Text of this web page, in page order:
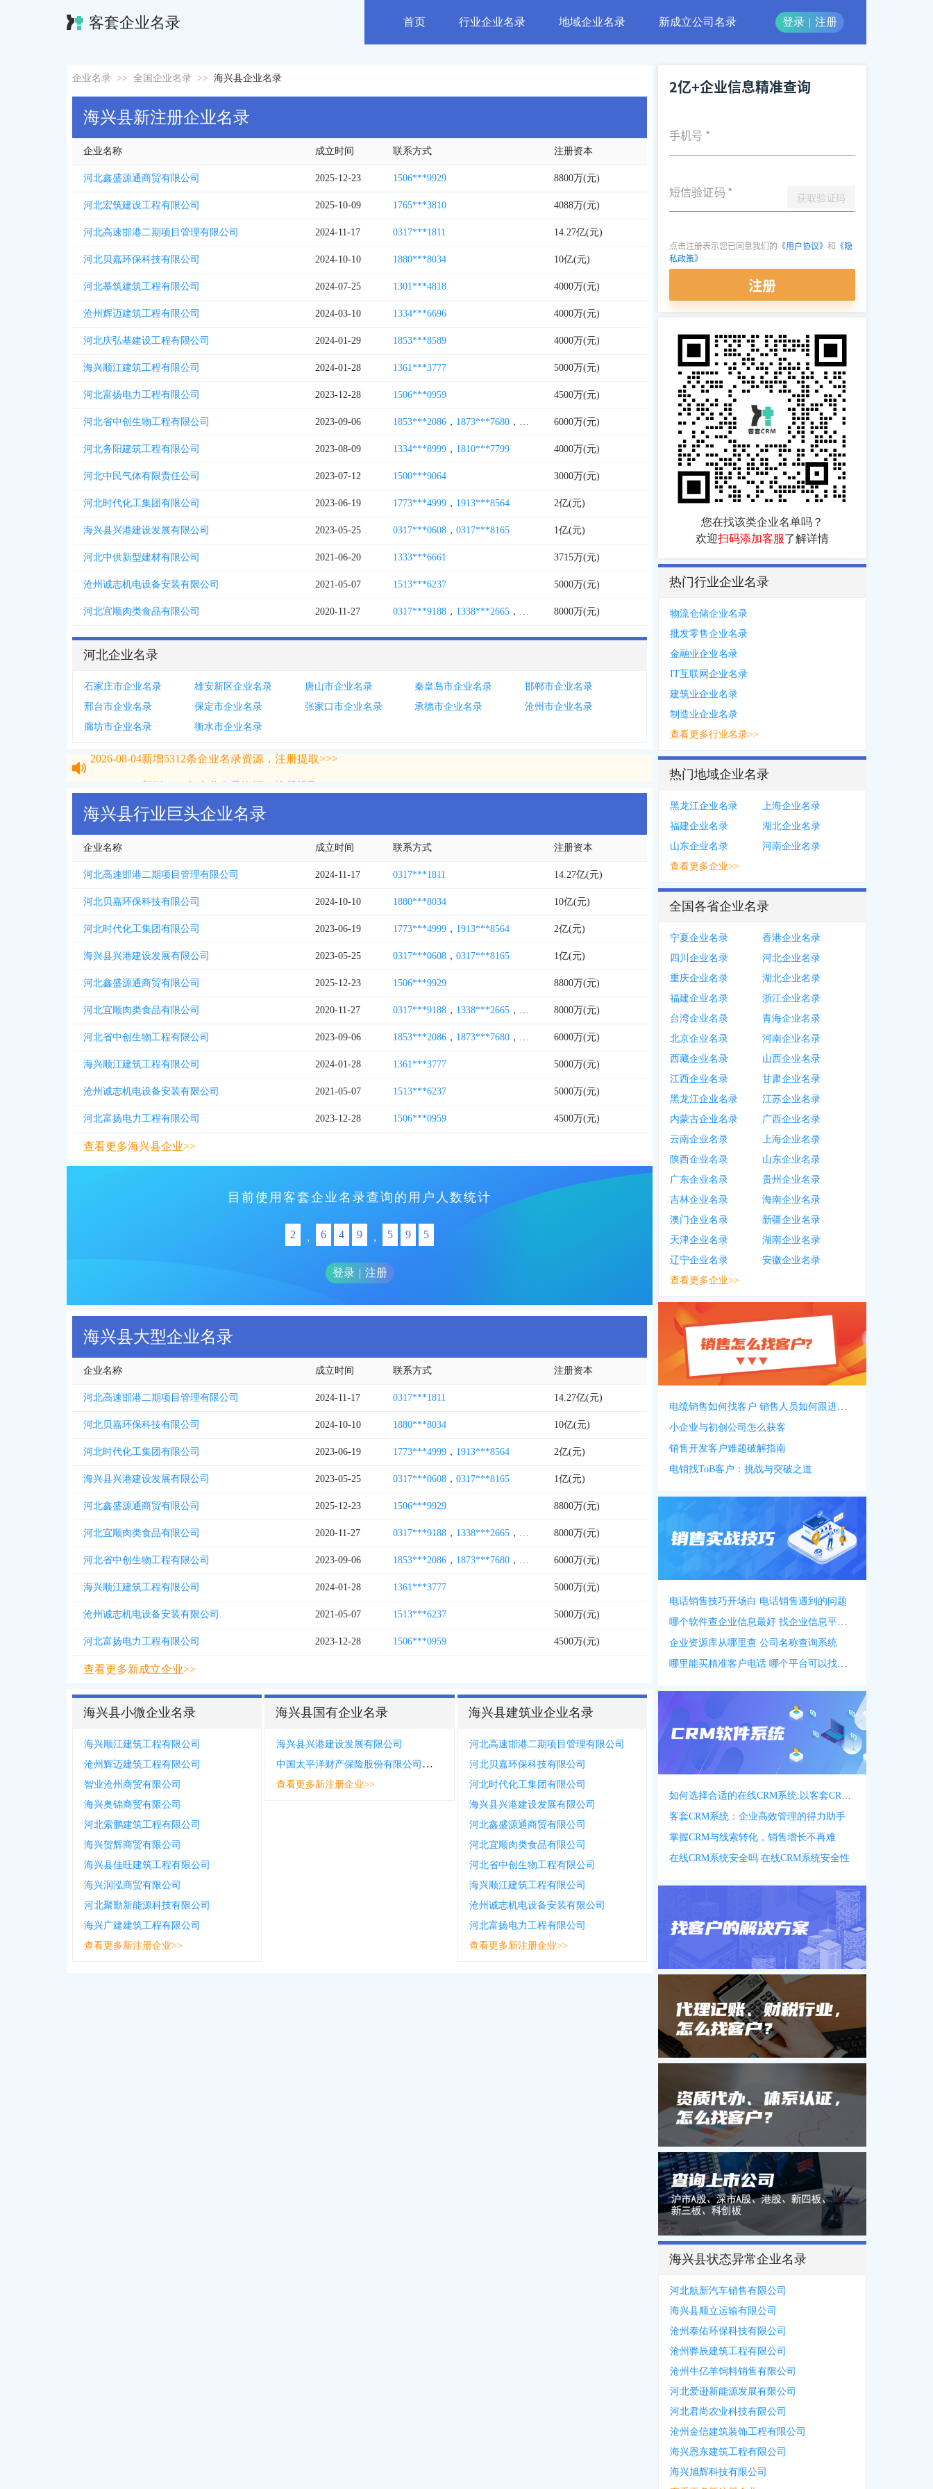
客套企业名录 首页 行业企业名录 地域企业名录 新成立公司名录 登录 | 注册
企业名录 >> 全国企业名录 >> 海兴县企业名录
海兴县新注册企业名录
企业名称 成立时间 联系方式 注册资本
河北鑫盛源通商贸有限公司 2025-12-23 1506***9929 8800万(元)
河北宏筑建设工程有限公司 2025-10-09 1765***3810 4088万(元)
河北高速邯港二期项目管理有限公司 2024-11-17 0317***1811 14.27亿(元)
河北贝嘉环保科技有限公司 2024-10-10 1880***8034 10亿(元)
河北慕筑建筑工程有限公司 2024-07-25 1301***4818 4000万(元)
沧州辉迈建筑工程有限公司 2024-03-10 1334***6696 4000万(元)
河北庆弘基建设工程有限公司 2024-01-29 1853***8589 4000万(元)
海兴顺江建筑工程有限公司 2024-01-28 1361***3777 5000万(元)
河北富扬电力工程有限公司 2023-12-28 1506***0959 4500万(元)
河北省中创生物工程有限公司 2023-09-06 1853***2086 ， 1873***7680 ， 1863***5086，1822***2085
6000万(元)
河北务阳建筑工程有限公司 2023-08-09 1334***8999 ， 1810***7799 4000万(元)
河北中民气体有限责任公司 2023-07-12 1500***9064 3000万(元)
河北时代化工集团有限公司 2023-06-19 1773***4999 ， 1913***8564 2亿(元)
海兴县兴港建设发展有限公司 2023-05-25 0317***0608 ， 0317***8165 1亿(元)
河北中供新型建材有限公司 2021-06-20 1333***6661 3715万(元)
沧州诚志机电设备安装有限公司 2021-05-07 1513***6237 5000万(元)
河北宜顺肉类食品有限公司 2020-11-27 0317***9188 ， 1338***2665 ， 1552***1626，1311***7398
8000万(元)
河北企业名录
石家庄市企业名录 雄安新区企业名录 唐山市企业名录 秦皇岛市企业名录
邯郸市企业名录
邢台市企业名录
保定市企业名录 张家口市企业名录 承德市企业名录
沧州市企业名录
廊坊市企业名录
衡水市企业名录
海兴县行业巨头企业名录
企业名称 成立时间 联系方式 注册资本
河北高速邯港二期项目管理有限公司 2024-11-17 0317***1811 14.27亿(元)
河北贝嘉环保科技有限公司 2024-10-10 1880***8034 10亿(元)
河北时代化工集团有限公司 2023-06-19 1773***4999 ， 1913***8564 2亿(元)
海兴县兴港建设发展有限公司 2023-05-25 0317***0608 ， 0317***8165 1亿(元)
河北鑫盛源通商贸有限公司 2025-12-23 1506***9929 8800万(元)
河北宜顺肉类食品有限公司 2020-11-27 0317***9188 ， 1338***2665 ， 1552***1626，1311***7398
8000万(元)
河北省中创生物工程有限公司 2023-09-06 1853***2086 ， 1873***7680 ， 1863***5086，1822***2085
6000万(元)
海兴顺江建筑工程有限公司 2024-01-28 1361***3777 5000万(元)
沧州诚志机电设备安装有限公司 2021-05-07 1513***6237 5000万(元)
河北富扬电力工程有限公司 2023-12-28 1506***0959 4500万(元)
查看更多海兴县企业>>
目前使用客套企业名录查询的用户人数统计
2 , 6 4 9 , 5 9 5
登录 | 注册
海兴县大型企业名录
企业名称 成立时间 联系方式 注册资本
河北高速邯港二期项目管理有限公司 2024-11-17 0317***1811 14.27亿(元)
河北贝嘉环保科技有限公司 2024-10-10 1880***8034 10亿(元)
河北时代化工集团有限公司 2023-06-19 1773***4999 ， 1913***8564 2亿(元)
海兴县兴港建设发展有限公司 2023-05-25 0317***0608 ， 0317***8165 1亿(元)
河北鑫盛源通商贸有限公司 2025-12-23 1506***9929 8800万(元)
河北宜顺肉类食品有限公司 2020-11-27 0317***9188 ， 1338***2665 ， 1552***1626，1311***7398
8000万(元)
河北省中创生物工程有限公司 2023-09-06 1853***2086 ， 1873***7680 ， 1863***5086，1822***2085
6000万(元)
海兴顺江建筑工程有限公司 2024-01-28 1361***3777 5000万(元)
沧州诚志机电设备安装有限公司 2021-05-07 1513***6237 5000万(元)
河北富扬电力工程有限公司 2023-12-28 1506***0959 4500万(元)
查看更多新成立企业>>
海兴县小微企业名录
海兴顺江建筑工程有限公司
沧州辉迈建筑工程有限公司
智业沧州商贸有限公司
海兴奥锦商贸有限公司
河北索鹏建筑工程有限公司
海兴贺辉商贸有限公司
海兴县佳旺建筑工程有限公司
海兴润泓商贸有限公司
河北聚勤新能源科技有限公司
海兴广建建筑工程有限公司
查看更多新注册企业>>
海兴县国有企业名录
海兴县兴港建设发展有限公司
中国太平洋财产保险股份有限公司沧州市海兴支公司
查看更多新注册企业>>
海兴县建筑业企业名录
河北高速邯港二期项目管理有限公司
河北贝嘉环保科技有限公司
河北时代化工集团有限公司
海兴县兴港建设发展有限公司
河北鑫盛源通商贸有限公司
河北宜顺肉类食品有限公司
河北省中创生物工程有限公司
海兴顺江建筑工程有限公司
沧州诚志机电设备安装有限公司
河北富扬电力工程有限公司
查看更多新注册企业>>
2亿+企业信息精准查询
手机号 *
短信验证码 * 获取验证码
点击注册表示您已同意我们的 《用户协议》 和 《隐
私政策》
注册
您在找该类企业名单吗？
欢迎扫码添加客服了解详情
热门行业企业名录
物流仓储企业名录
批发零售企业名录
金融业企业名录
IT互联网企业名录
建筑业企业名录
制造业企业名录
查看更多行业名录>>
热门地域企业名录
黑龙江企业名录
上海企业名录
福建企业名录
湖北企业名录
山东企业名录
河南企业名录
查看更多企业>>
全国各省企业名录
宁夏企业名录
香港企业名录
四川企业名录
河北企业名录
重庆企业名录
湖北企业名录
福建企业名录
浙江企业名录
台湾企业名录
青海企业名录
北京企业名录
河南企业名录
西藏企业名录
山西企业名录
江西企业名录
甘肃企业名录
黑龙江企业名录
江苏企业名录
内蒙古企业名录
广西企业名录
云南企业名录
上海企业名录
陕西企业名录
山东企业名录
广东企业名录
贵州企业名录
吉林企业名录
海南企业名录
澳门企业名录
新疆企业名录
天津企业名录
湖南企业名录
辽宁企业名录
安徽企业名录
查看更多企业>>
电缆销售如何找客户 销售人员如何跟进客户
小企业与初创公司怎么获客
销售开发客户难题破解指南
电销找ToB客户：挑战与突破之道
电话销售技巧开场白 电话销售遇到的问题
哪个软件查企业信息最好 找企业信息平台 app
企业资源库从哪里查 公司名称查询系统
哪里能买精准客户电话 哪个平台可以找客户资源
如何选择合适的在线CRM系统:以客套CRM系统为例
客套CRM系统：企业高效管理的得力助手
掌握CRM与线索转化，销售增长不再难
在线CRM系统安全吗 在线CRM系统安全性
海兴县状态异常企业名录
河北航新汽车销售有限公司
海兴县顺立运输有限公司
沧州泰佑环保科技有限公司
沧州骅辰建筑工程有限公司
沧州牛亿羊饲料销售有限公司
河北爱逊新能源发展有限公司
河北君尚农业科技有限公司
沧州金信建筑装饰工程有限公司
海兴恩东建筑工程有限公司
海兴旭辉科技有限公司